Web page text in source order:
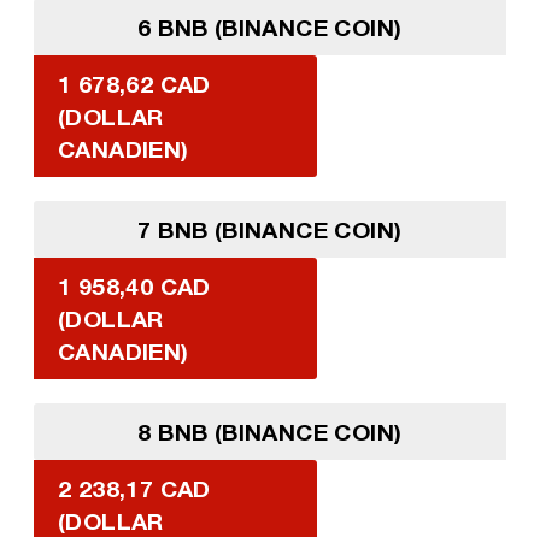
6 BNB (BINANCE COIN)
1 678,62 CAD
(DOLLAR
CANADIEN)
7 BNB (BINANCE COIN)
1 958,40 CAD
(DOLLAR
CANADIEN)
8 BNB (BINANCE COIN)
2 238,17 CAD
(DOLLAR